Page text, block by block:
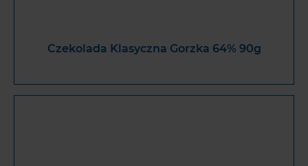
Czekolada Klasyczna Gorzka 64% 90g